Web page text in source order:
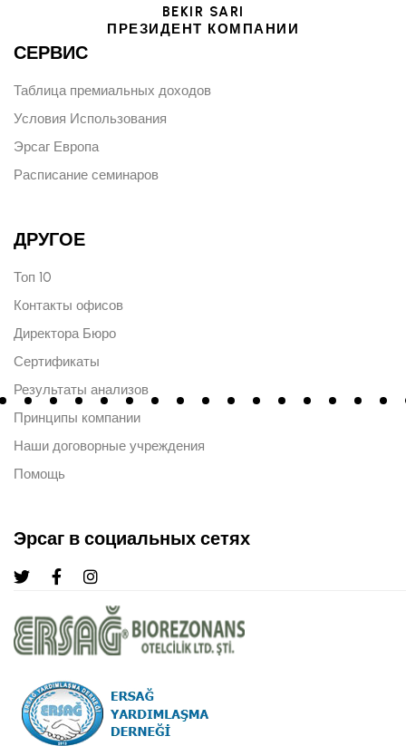
BEKIR SARI
ПРЕЗИДЕНТ КОМПАНИИ
СЕРВИС
Таблица премиальных доходов
Условия Использования
Эрсаг Европа
Расписание семинаров
ДРУГОЕ
Топ 10
Контакты офисов
Директора Бюро
Сертификаты
Результаты анализов
Принципы компании
Наши договорные учреждения
Помощь
Эрсаг в социальных сетях